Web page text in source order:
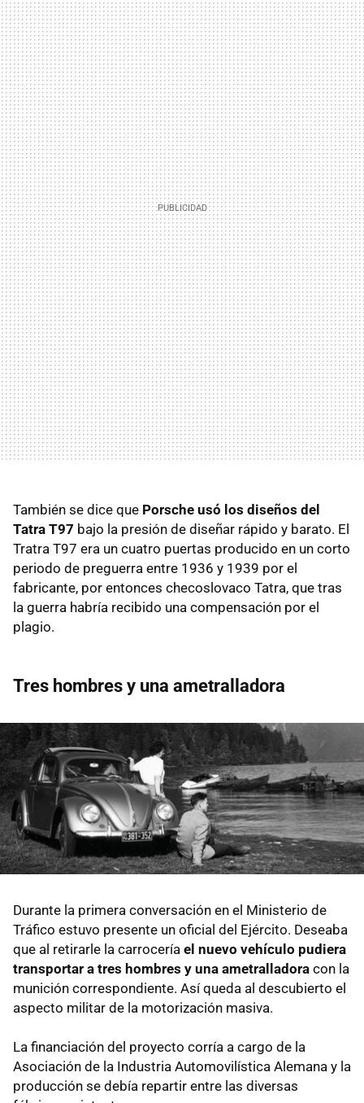
También se dice que Porsche usó los diseños del
Tatra T97 bajo la presión de diseñar rápido y barato. El
Tratra T97 era un cuatro puertas producido en un corto
periodo de preguerra entre 1936 y 1939 por el
fabricante, por entonces checoslovaco Tatra, que tras
la guerra habría recibido una compensación por el
plagio.
Tres hombres y una ametralladora
Durante la primera conversación en el Ministerio de
Tráfico estuvo presente un oficial del Ejército. Deseaba
que al retirarle la carrocería el nuevo vehículo pudiera
transportar a tres hombres y una ametralladora con la
munición correspondiente. Así queda al descubierto el
aspecto militar de la motorización masiva.
La financiación del proyecto corría a cargo de la
Asociación de la Industria Automovilística Alemana y la
producción se debía repartir entre las diversas